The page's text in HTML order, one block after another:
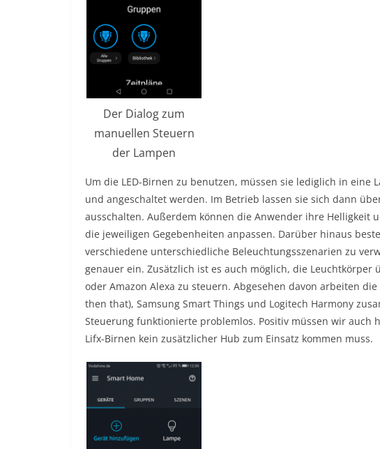
Der Dialog zum
manuellen Steuern
der Lampen
Um die LED-Birnen zu benutzen, müssen sie lediglich in eine
und angeschaltet werden. Im Betrieb lassen sie sich dann
ausschalten. Außerdem können die Anwender ihre Helligkeit
die jeweiligen Gegebenheiten anpassen. Darüber hinaus
verschiedene unterschiedliche Beleuchtungsszenarien zu
genauer ein. Zusätzlich ist es auch möglich, die Leuchtkörper
oder Amazon Alexa zu steuern. Abgesehen davon arbeiten
then that), Samsung Smart Things und Logitech Harmony
Steuerung funktionierte problemlos. Positiv müssen wir auch
Lifx-Birnen kein zusätzlicher Hub zum Einsatz kommen muss.